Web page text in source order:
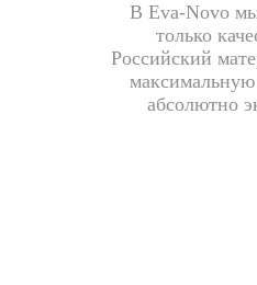
В Eva-Novo
только
Российский
абсолютно